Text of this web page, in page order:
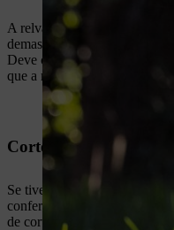
A relva deve ser mantida a
demasiado curta, o relvado
Deve cortar a relva até um
que a relva cresça
Corte mais curto num
Se tiver um relvado
conferir ao relvado um bonito
de corte de 5 cm durante o